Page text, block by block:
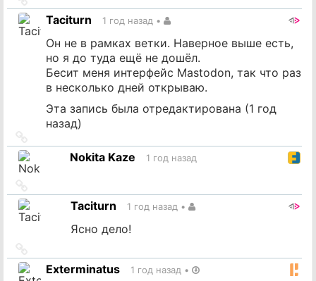
на
источник
Taciturn 1 год назад •
Он не в рамках ветки. Наверное выше есть,
но я до туда ещё не дошёл.
Бесит меня интерфейс Mastodon, так что раз
в несколько дней открываю.
Эта запись была отредактирована (1 год
назад)
на
источникNokita Kaze 1 год назад
на
источник Taciturn 1 год назад •
Ясно дело!
на
источник
Exterminatus 1 год назад •